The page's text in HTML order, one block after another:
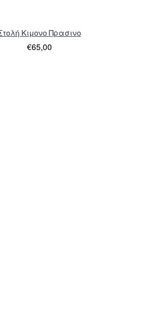
Κιμονο Πρασινο
€65,00